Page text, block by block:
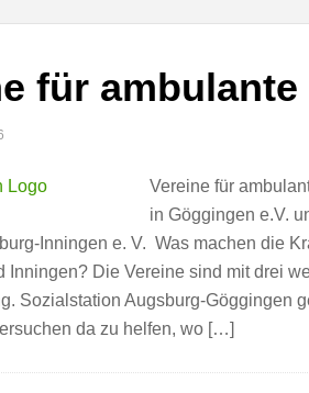
für
Vereine für
in Göggingen e.V.
Inningen e. V. Was machen die
Inningen? Die Vereine sind mit drei
Sozialstation Augsburg-Göggingen
da zu helfen, wo […]